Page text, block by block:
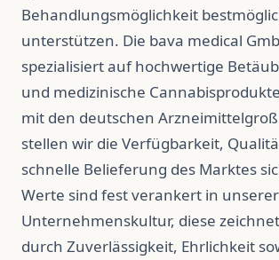
Behandlungsmöglichkeit
unterstützen. Die bava medical
spezialisiert auf hochwertige
und medizinische
mit den deutschen
stellen wir die Verfügbarkeit,
schnelle Belieferung des Marktes
Werte sind fest verankert in unserer
Unternehmenskultur, diese
durch Zuverlässigkeit, Ehrlichkeit